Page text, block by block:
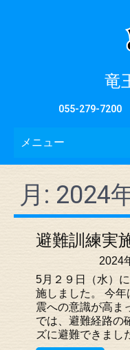
竜
055-279-7200
メニュー
月: 2024
避難訓練実
2024
5月２９日（水）
施しました。 今
震への意識が高ま
では、避難経路の
ズに避難できまし